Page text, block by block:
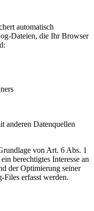
automatisch
Dateien, die Ihr Browser
anderen Datenquellen
von Art. 6 Abs. 1
berechtigtes Interesse an
der Optimierung seiner
Files erfasst werden.